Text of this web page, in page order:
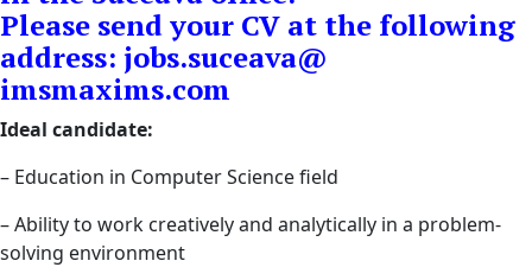
Please send your CV at the following
address: jobs.suceava@
imsmaxims.com
Ideal candidate:
– Education in Computer Science field
– Ability to work creatively and analytically in a problem-
solving environment